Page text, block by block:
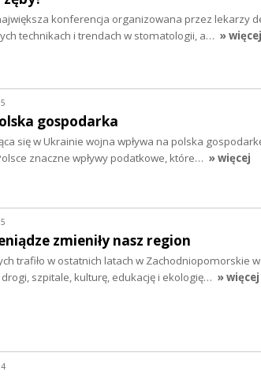
konferencja organizowana przez lekarzy
technikach i trendach w stomatologii, a… » więcej
gospodarka
się w Ukrainie wojna wpływa na polska
znaczne wpływy podatkowe, które… » więcej
zmieniły nasz region
trafiło w ostatnich latach w Zachodniopomorskie
szpitale, kulturę, edukację i ekologię… » więcej